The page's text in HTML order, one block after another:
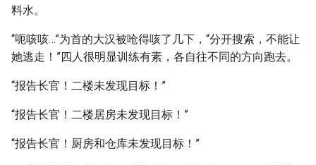
料水。
“呃咳咳…”为首的大汉被呛得咳了几下，“分开搜索，不能让
她逃走！”四人很明显训练有素，各自往不同的方向跑去。
“报告长官！二楼未发现目标！”
“报告长官！二楼居房未发现目标！”
“报告长官！厨房和仓库未发现目标！”